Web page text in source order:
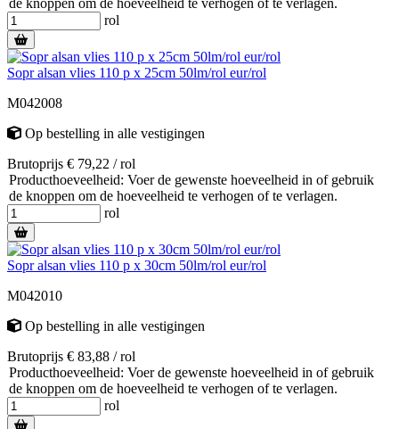
rol
Sopr alsan vlies 110 p x 25cm 50lm/rol eur/rol
M042008
Op bestelling in alle vestigingen
Brutoprijs € 79,22 / rol
Producthoeveelheid: Voer de gewenste hoeveelheid in of gebruik
de knoppen om de hoeveelheid te verhogen of te verlagen.
rol
Sopr alsan vlies 110 p x 30cm 50lm/rol eur/rol
M042010
Op bestelling in alle vestigingen
Brutoprijs € 83,88 / rol
Producthoeveelheid: Voer de gewenste hoeveelheid in of gebruik
de knoppen om de hoeveelheid te verhogen of te verlagen.
rol